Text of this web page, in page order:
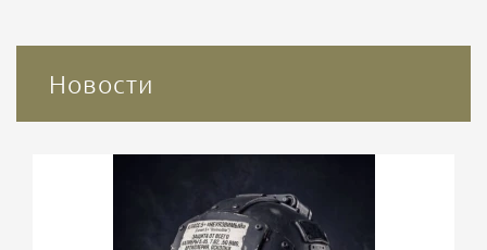
Новости